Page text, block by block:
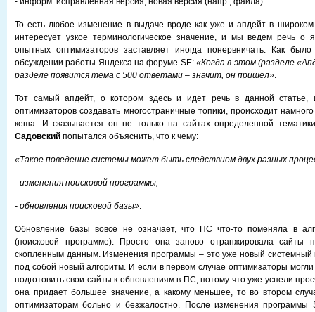
То есть любое изменение в выдаче вроде как уже и апдейт в
интересует узкое терминологическое значение, и мы ведем речь о
опытных оптимизаторов заставляет иногда понервничать. Как
обсуждении работы Яндекса на форуме SE: «Когда в этом (разделе
разделе появится тема с 500 ответами – значит, он пришел».
Тот самый апдейт, о котором здесь и идет речь в данной статье,
оптимизаторов создавать многостраничные топики, происходит
кеша. И сказывается он не только на сайтах определенной
Садовский попытался объяснить, что к чему:
«Такое поведение системы может быть следствием двух разных
- изменения поисковой программы,
- обновления поисковой базы».
Обновление базы вовсе не означает, что ПС что-то поменяла в
(поисковой программе). Просто она заново отранжировала сайты
скопленным данным. Изменения программы – это уже новый
под собой новый алгоритм. И если в первом случае оптимизаторы
подготовить свои сайты к обновлениям в ПС, потому что уже успели
она придает большее значение, а какому меньшее, то во втором
оптимизаторам больно и безжалостно. После изменения программы